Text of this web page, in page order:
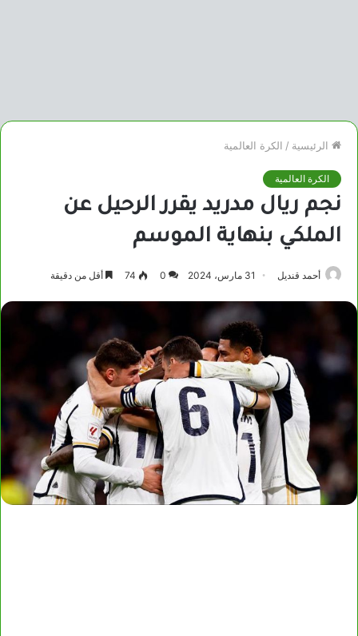
الرئيسية / الكرة العالمية
الكرة العالمية
نجم ريال مدريد يقرر الرحيل عن
الملكي بنهاية الموسم
أحمد قنديل 31 مارس، 2024 0
74 أقل من دقيقة